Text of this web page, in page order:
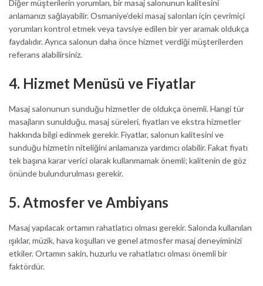
Diğer müşterilerin yorumları, bir masaj salonunun kalitesini
anlamanızı sağlayabilir. Osmaniye’deki masaj salonları için çevrimiçi
yorumları kontrol etmek veya tavsiye edilen bir yer aramak oldukça
faydalıdır. Ayrıca salonun daha önce hizmet verdiği müşterilerden
referans alabilirsiniz.
4. Hizmet Menüsü ve Fiyatlar
Masaj salonunun sunduğu hizmetler de oldukça önemli. Hangi tür
masajların sunulduğu, masaj süreleri, fiyatları ve ekstra hizmetler
hakkında bilgi edinmek gerekir. Fiyatlar, salonun kalitesini ve
sunduğu hizmetin niteliğini anlamanıza yardımcı olabilir. Fakat fiyatı
tek başına karar verici olarak kullanmamak önemli; kalitenin de göz
önünde bulundurulması gerekir.
5. Atmosfer ve Ambiyans
Masaj yapılacak ortamın rahatlatıcı olması gerekir. Salonda kullanılan
ışıklar, müzik, hava koşulları ve genel atmosfer masaj deneyiminizi
etkiler. Ortamın sakin, huzurlu ve rahatlatıcı olması önemli bir
faktördür.